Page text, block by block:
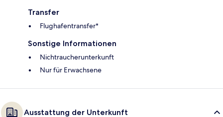
Transfer
Flughafentransfer*
Sonstige Informationen
Nichtraucherunterkunft
Nur für Erwachsene
Ausstattung der Unterkunft